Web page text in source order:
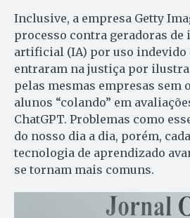
Inclusive, a empresa Getty
processo contra geradoras
artificial (IA) por uso indevido
entraram na justiça por
pelas mesmas empresas sem
alunos “colando” em
ChatGPT. Problemas como
do nosso dia a dia, porém,
tecnologia de aprendizado
se tornam mais comuns.